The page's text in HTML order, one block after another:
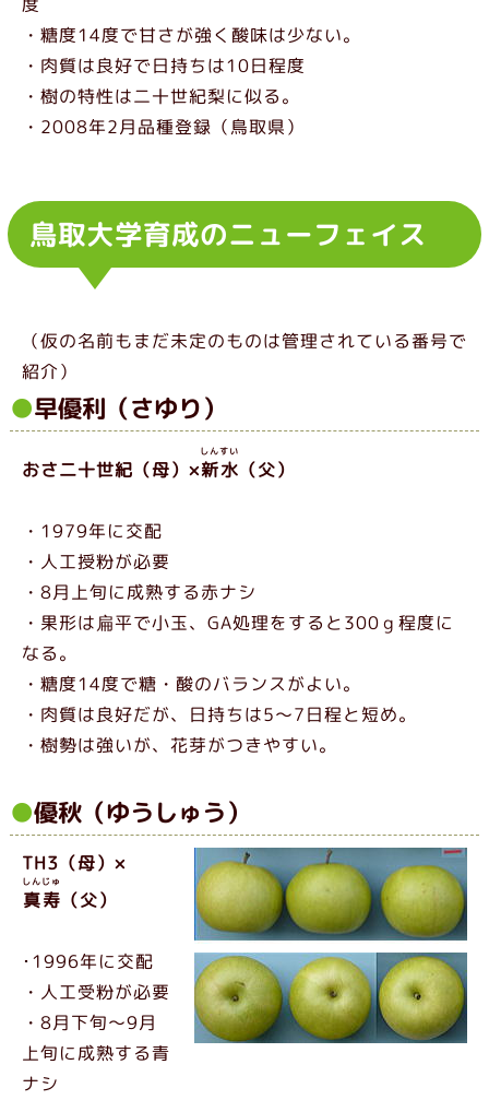
・糖度14度で甘さが強く酸味は少ない。
・肉質は良好で日持ちは10日程度
・樹の特性は二十世紀梨に似る。
・2008年2月品種登録（鳥取県）
鳥取大学育成のニューフェイス
（仮の名前もまだ未定のものは管理されている番号で
紹介）
早優利（さゆり）
おさ二十世紀（母）×新水
しんすい
（父）
・1979年に交配
・人工授粉が必要
・8月上旬に成熟する赤ナシ
・果形は扁平で小玉、GA処理をすると300ｇ程度に
なる。
・糖度14度で糖・酸のバランスがよい。
・肉質は良好だが、日持ちは5～7日程と短め。
・樹勢は強いが、花芽がつきやすい。
優秋（ゆうしゅう）
TH3（母）×
真寿
しんじゅ
（父）
･1996年に交配
・人工受粉が必要
・8月下旬～9月
上旬に成熟する青
ナシ